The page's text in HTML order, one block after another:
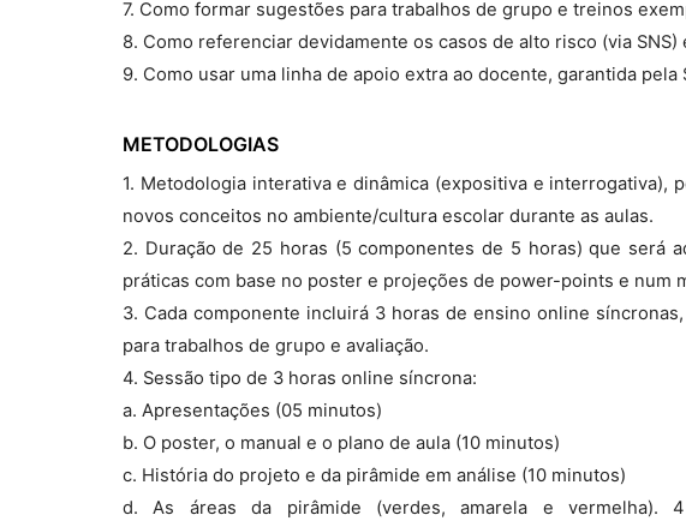
7. Como formar sugestões para trabalhos de grupo e treinos
8. Como referenciar devidamente os casos de alto risco (via
9. Como usar uma linha de apoio extra ao docente, garantida pela
METODOLOGIAS
1. Metodologia interativa e dinâmica (expositiva e interrogativa),
novos conceitos no ambiente/cultura escolar durante as aulas.
2. Duração de 25 horas (5 componentes de 5 horas) que será
práticas com base no poster e projeções de power-points e num
3. Cada componente incluirá 3 horas de ensino online
para trabalhos de grupo e avaliação.
4. Sessão tipo de 3 horas online síncrona:
a. Apresentações (05 minutos)
b. O poster, o manual e o plano de aula (10 minutos)
c. História do projeto e da pirâmide em análise (10 minutos)
d. As áreas da pirâmide (verdes, amarela e vermelha).